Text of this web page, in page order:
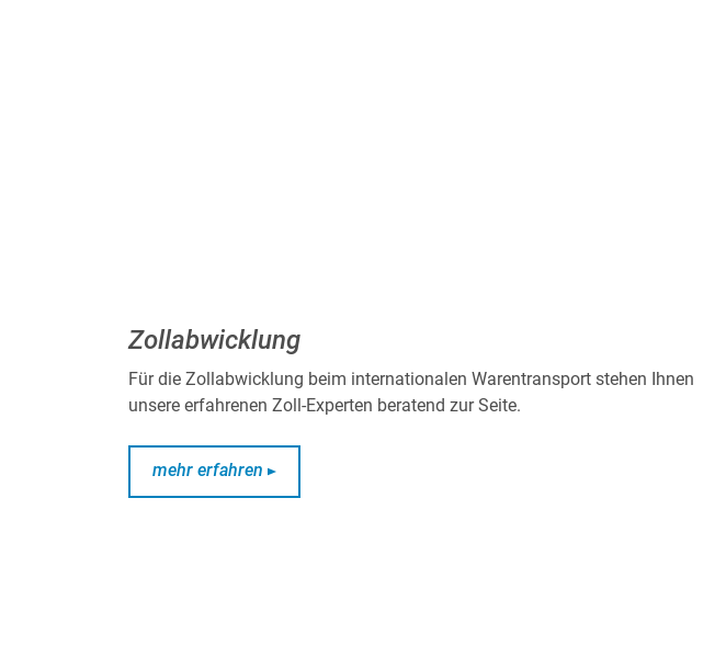
Zollabwicklung
Für die Zollabwicklung beim internationalen Warentransport stehen Ihnen
unsere erfahrenen Zoll-Experten beratend zur Seite.
mehr erfahren